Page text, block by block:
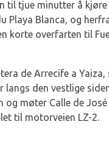
til tjue minutter å
Playa Blanca, og
korte overfarten til
de Arrecife a Yaiza,
langs den vestlige
møter Calle de
til motorveien LZ-2.